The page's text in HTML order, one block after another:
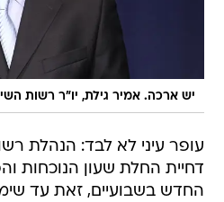
יש ארכה. אמיר גילת, יו"ר רשות
עופר עיני לא לבד: הנהלת
דחיית החלת שעון הנוכחות
החדש בשבועיים, זאת עד